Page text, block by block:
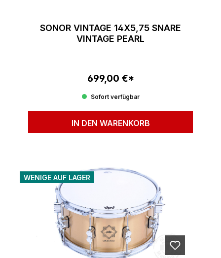
SONOR VINTAGE 14X5,75 SNARE
VINTAGE PEARL
Regulärer Preis:
699,00 €*
Sofort verfügbar
IN DEN WARENKORB
WENIGE AUF LAGER